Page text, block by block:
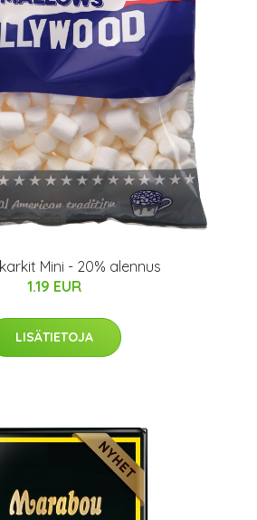
Mini - 20% alennus
1.19 EUR
LISÄTIETOJA